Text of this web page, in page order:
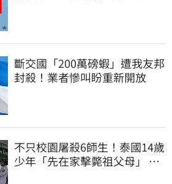
斷交國「200萬磅蝦」遭我友邦
封殺！業者慘叫盼重新開放
不只校園屠殺6師生！泰國14歲
少年「先在家擊斃祖父母」 可